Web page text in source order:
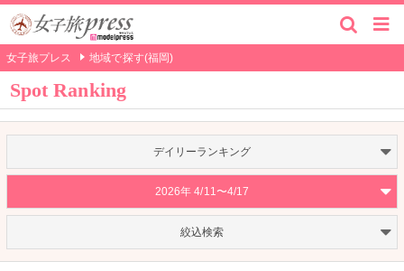
女子旅プレス 地域で探す(福岡)
Spot Ranking
デイリーランキング
2026年 4/11〜4/17
絞込検索